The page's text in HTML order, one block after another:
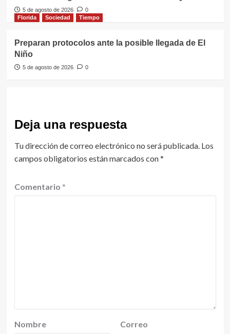
5 de agosto de 2026
0
Florida
Sociedad Tiempo
Preparan protocolos ante la posible llegada de El
Niño
5 de agosto de 2026 0
Deja una respuesta
Tu dirección de correo electrónico no será publicada. Los
campos obligatorios están marcados con*
Comentario *
Nombre
Correo